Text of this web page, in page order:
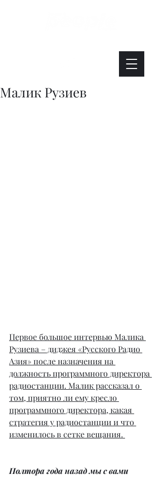
Малик Рузиев
Первое большое интервью Малика
Рузиева – диджея «Русского Радио
Азия» после назначения на
должность программного директора
радиостанции. Малик рассказал о
том, приятно ли ему кресло
программного директора, какая
стратегия у радиостанции и что
изменилось в сетке вещания.
Полтора года назад мы с вами